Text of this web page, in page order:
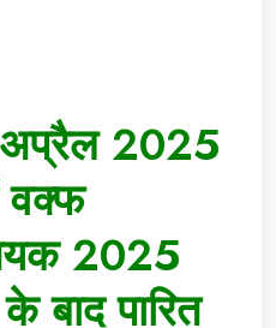
अप्रैल 2025
2025
बाद पारित